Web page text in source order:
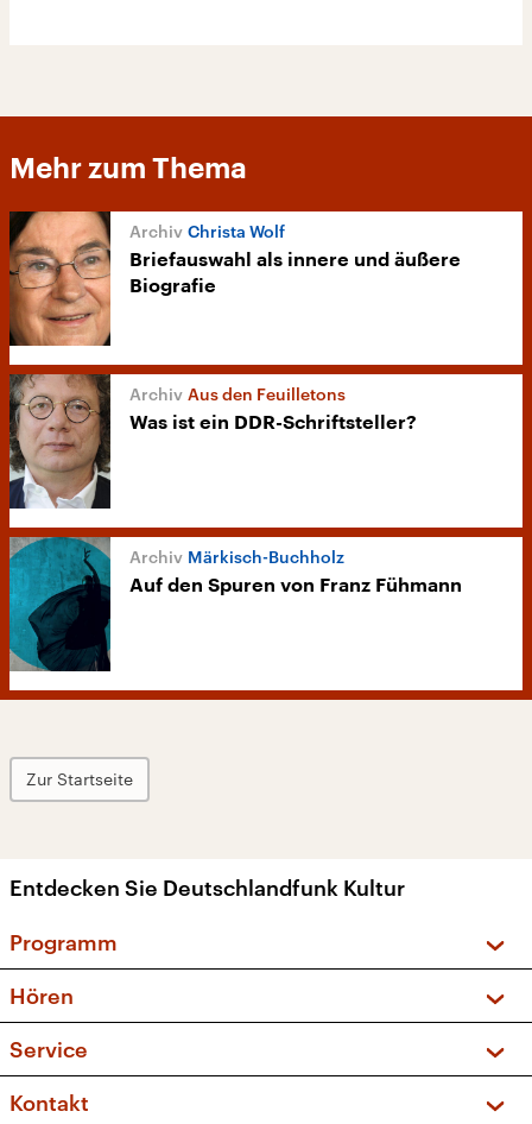
Mehr zum Thema
Christa Wolf
Briefauswahl als innere und äußere
Biografie
Aus den Feuilletons
Was ist ein DDR-Schriftsteller?
Märkisch-Buchholz
Auf den Spuren von Franz Fühmann
Zur Startseite
Entdecken Sie Deutschlandfunk Kultur
Programm
Sendungen und Podcasts
Musikliste
Kakadu – Das Kinderprogramm
Hören
Frequenzen (UKW + DAB+)
Service
FAQ
Kontakt